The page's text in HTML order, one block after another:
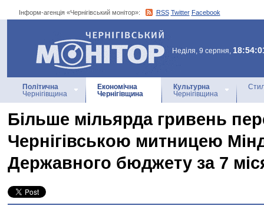
Інформ-агенція «Чернігівський монітор»: RSS Twitter Facebook
Інформ-агенція
«Чернігівський монітор»
Неділя, 9 серпня,
Політична
Чернігівщина
Економічна
Чернігівщина
Культурна
Чернігівщина
Більше мільярда гривень
Чернігівською митницею
Державного бюджету за 7